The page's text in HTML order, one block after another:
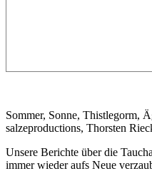
Sommer, Sonne, Thistlegorm,
salzeproductions, Thorsten
Unsere Berichte über die
immer wieder aufs Neue